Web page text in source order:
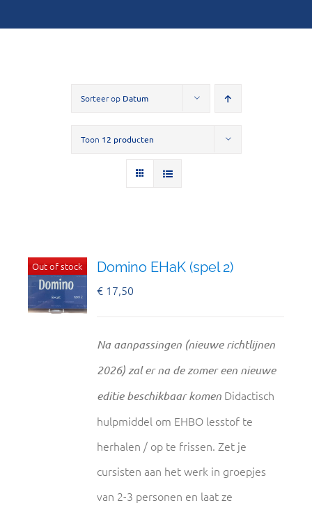
Sorteer op Datum
Toon 12 producten
Out of stock Domino EHaK (spel 2)
€ 17,50
Na aanpassingen (nieuwe richtlijnen
2026) zal er na de zomer een nieuwe
editie beschikbaar komen Didactisch
hulpmiddel om EHBO lesstof te
herhalen / op te frissen. Zet je
cursisten aan het werk in groepjes
van 2-3 personen en laat ze